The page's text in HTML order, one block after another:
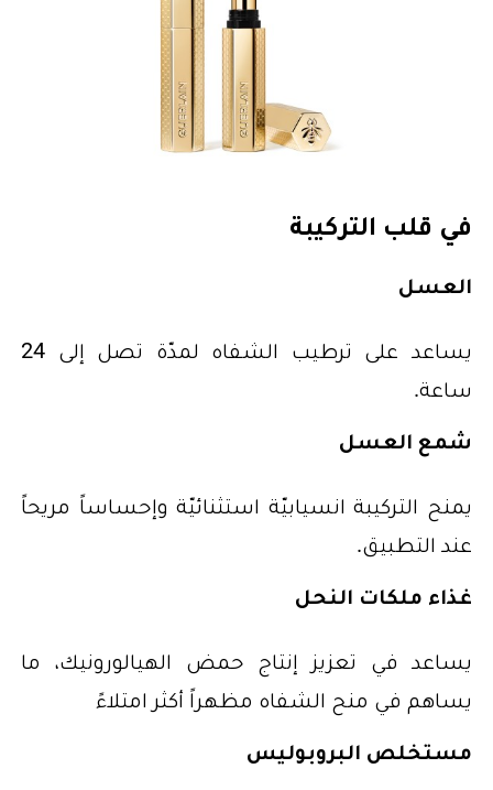
في قلب التركيبة
العسل
يساعد على ترطيب الشفاه لمدّة تصل إلى 24
ساعة.
شمع العسل
يمنح التركيبة انسيابيّة استثنائيّة وإحساساً مريحاً
عند التطبيق.
غذاء ملكات النحل
يساعد في تعزيز إنتاج حمض الهيالورونيك، ما
يساهم في منح الشفاه مظهراً أكثر امتلاءً
مستخلص البروبوليس